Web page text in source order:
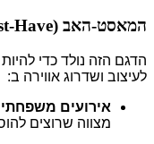
המאסט-האב (Must-Have) לאירועים והפקות
הדגם הזה נולד כדי
לעיצוב ושדרוג אווירה ב:
אירועים
מצווה שרוצים